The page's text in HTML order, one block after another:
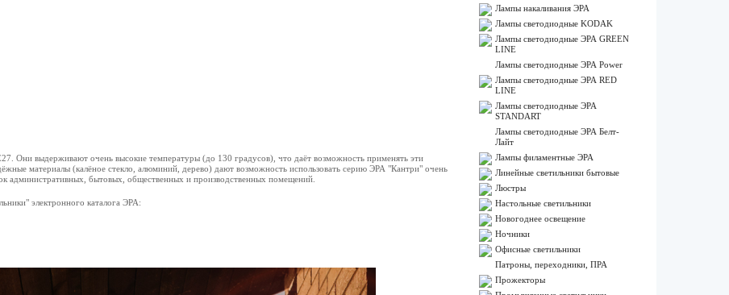
Они выдерживают очень высокие температуры (до 130 градусов), что даёт возможность применять эти
материалы (калёное стекло, алюминий, дерево) дают возможность использовать серию ЭРА "Кантри" очень
бытовых, общественных и производственных помещений.
электронного каталога ЭРА:
Лампы накаливания ЭРА
Лампы светодиодные KODAK
Лампы светодиодные ЭРА GREEN
LINE
Лампы светодиодные ЭРА Power
Лампы светодиодные ЭРА RED
LINE
Лампы светодиодные ЭРА
STANDART
Лампы светодиодные ЭРА Белт-
Лайт
Лампы филаментные ЭРА
Линейные светильники бытовые
Люстры
Настольные светильники
Новогоднее освещение
Ночники
Офисные светильники
Патроны, переходники, ПРА
Прожекторы